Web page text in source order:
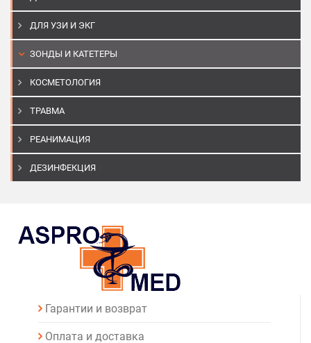
ДЛЯ УЗИ И ЭКГ
ЗОНДЫ И КАТЕТЕРЫ
КОСМЕТОЛОГИЯ
ТРАВМА
РЕАНИМАЦИЯ
ДЕЗИНФЕКЦИЯ
Гарантии и возврат
Оплата и доставка